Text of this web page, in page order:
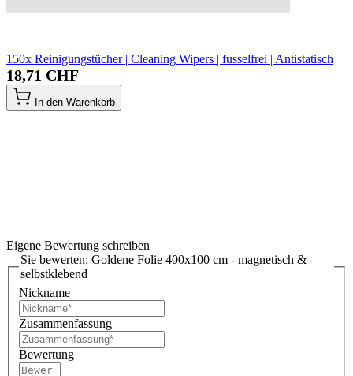
150x Reinigungstücher | Cleaning Wipers | fusselfrei | Antistatisch
18,71 CHF
In den Warenkorb
Eigene Bewertung schreiben
Sie bewerten: Goldene Folie 400x100 cm - magnetisch &
selbstklebend
Nickname
Zusammenfassung
Bewertung